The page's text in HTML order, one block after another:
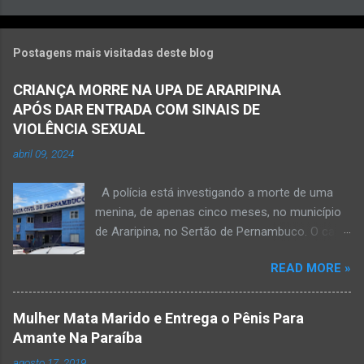
Postagens mais visitadas deste blog
CRIANÇA MORRE NA UPA DE ARARIPINA
APÓS DAR ENTRADA COM SINAIS DE
VIOLÊNCIA SEXUAL
abril 09, 2024
A polícia está investigando a morte de uma
menina, de apenas cinco meses, no município
de Araripina, no Sertão de Pernambuco. O caso
morte a esclarecer”. A PM diz que, na segunda-
feira (8), foi acionada para verificar uma
possível ocorrência de estupro de vulnerável,
na UPA da cidade, mas ao chegar ao local a
READ MORE »
Mulher Mata Marido e Entrega o Pênis Para
Amante Na Paraíba